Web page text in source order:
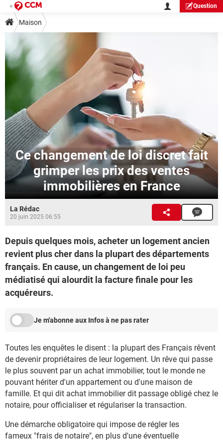
Question
Maison
Ce changement de loi discret fait
grimper les prix des ventes
immobilières en France
La Rédac
20 juin 2025 06:55
Depuis quelques mois, acheter un logement ancien
revient plus cher dans la plupart des départements
français. En cause, un changement de loi peu
médiatisé qui alourdit la facture finale pour les
acquéreurs.
Je m'abonne aux Infos à ne pas rater
Toutes les enquêtes le disent : la plupart des Français rêvent
de devenir propriétaires de leur logement. Un rêve qui passe
le plus souvent par un achat immobilier, tout le monde ne
pouvant hériter d'un appartement ou d'une maison de
famille. Et qui dit achat immobilier dit passage obligé chez le
notaire, pour officialiser et régulariser la transaction.
Une démarche obligatoire qui impose de régler les
fameux "frais de notaire", en plus d'une éventuelle